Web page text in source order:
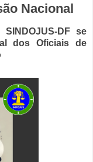
Nacional
DF se
dos Oficiais de